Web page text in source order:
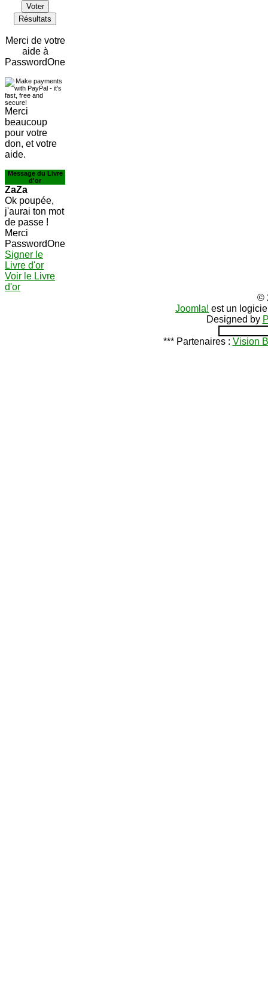
Voter
Résultats
Merci de votre
aide à
PasswordOne
Merci
beaucoup
pour votre
don, et votre
aide.
Message du Livre
d'or
ZaZa
Ok poupée,
j'aurai ton mot
de passe !
Merci
PasswordOne
Signer le
Livre d'or
Voir le Livre
d'or
©
Joomla! est un
Designed by
*** Partenaires : Vision